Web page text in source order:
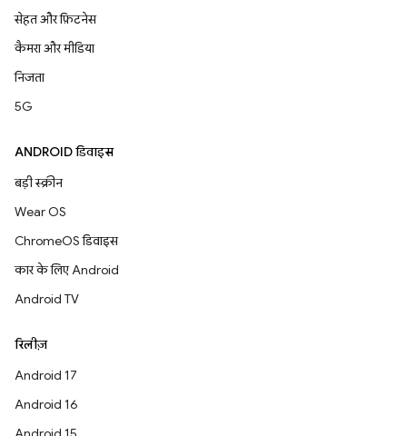
सेहत और फ़िटनेस
कैमरा और मीडिया
निजता
5G
ANDROID डिवाइस
बड़ी स्क्रीन
Wear OS
ChromeOS डिवाइस
कार के लिए Android
Android TV
रिलीज़
Android 17
Android 16